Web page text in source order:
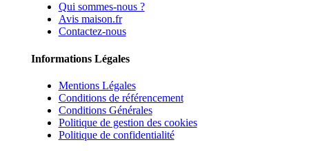
Qui sommes-nous ?
Avis maison.fr
Contactez-nous
Informations Légales
Mentions Légales
Conditions de référencement
Conditions Générales
Politique de gestion des cookies
Politique de confidentialité